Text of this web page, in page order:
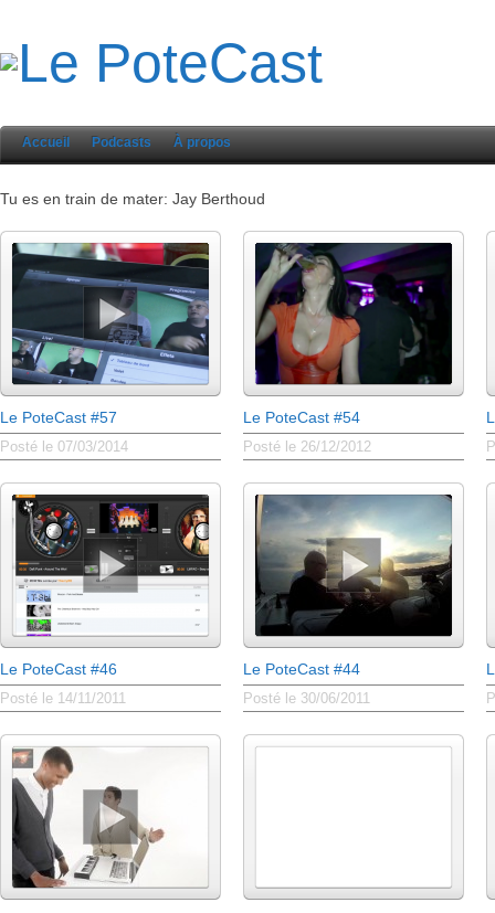
Accueil Podcasts À propos
Tu es en train de mater: Jay Berthoud
Le PoteCast #57
Posté le 07/03/2014
Le PoteCast #54
Posté le 26/12/2012
Le PoteCast #46
Posté le 14/11/2011
Le PoteCast #44
Posté le 30/06/2011